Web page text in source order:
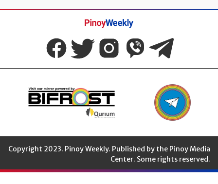
Pinoy
Weekly
Copyright 2023. Pinoy Weekly. Published by the Pinoy Media
Center. Some rights reserved.